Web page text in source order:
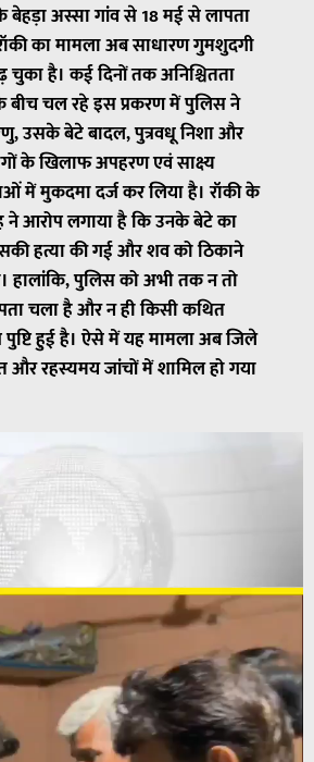
अस्सा गांव से 18 मई से लापता
का मामला अब साधारण गुमशुदगी
है। कई दिनों तक अनिश्चितता
चल रहे इस प्रकरण में पुलिस ने
रेणु, उसके बेटे बादल, पुत्रवधू निशा और
के खिलाफ अपहरण एवं साक्ष्य
में मुकदमा दर्ज कर लिया है। रॉकी के
ने आरोप लगाया है कि उनके बेटे का
हत्या की गई और शव को ठिकाने
हालांकि, पुलिस को अभी तक न तो
चला है और न ही किसी कथित
पुष्टि हुई है। ऐसे में यह मामला अब जिले
और रहस्यमय जांचों में शामिल हो गया